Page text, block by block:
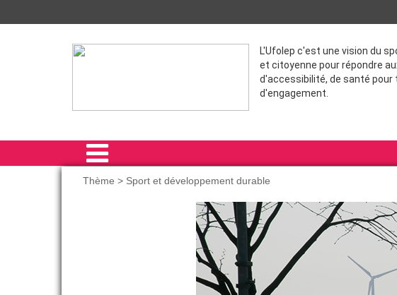
L'Ufolep c'est une vision du
et citoyenne pour répondre
d'accessibilité, de santé pour
d'engagement.
Thème > Sport et développement durable